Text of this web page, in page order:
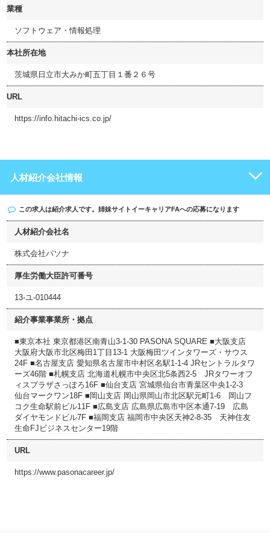
業種
ソフトウェア・情報処理
本社所在地
茨城県日立市大みか町五丁目１番２６号
URL
https://info.hitachi-ics.co.jp/
人材紹介会社情報
この求人は紹介求人です。姉妹サイト イーキャリアFAへの応募になります
人材紹介会社名
株式会社パソナ
厚生労働大臣許可番号
13-ユ-010444
紹介事業事業所・拠点
■東京本社 東京都港区南青山3-1-30 PASONA SQUARE ■大阪支店
大阪府大阪市北区梅田1丁目13-1 大阪梅田ツインタワーズ・サウス
24F ■名古屋支店 愛知県名古屋市中村区名駅1-1-4 JRセントラルタワ
ーズ46階 ■札幌支店 北海道札幌市中央区北5条西2-5 JRタワーオフ
ィスプラザさっぽろ16F ■仙台支店 宮城県仙台市青葉区中央1-2-3
仙台マークワン18F ■岡山支店 岡山県岡山市北区駅元町1-6 岡山フ
コク生命駅前ビル11F ■広島支店 広島県広島市中区本通7-19 広島
ダイヤモンドビル7F ■福岡支店 福岡市中央区天神2-8-35 天神住友
生命FJビジネスセンター19階
URL
https://www.pasonacareer.jp/